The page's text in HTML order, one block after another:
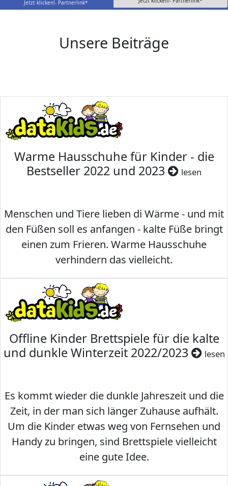
Jetzt klicken!- Partnerlink*
Unsere Beiträge
Warme Hausschuhe für Kinder - die
Bestseller 2022 und 2023
lesen
Menschen und Tiere lieben di Wärme - und mit
den Füßen soll es anfangen - kalte Füße bringt
einen zum Frieren. Warme Hausschuhe
verhindern das vielleicht.
Offline Kinder Brettspiele für die kalte
und dunkle Winterzeit 2022/2023
lesen
Es kommt wieder die dunkle Jahreszeit und die
Zeit, in der man sich länger Zuhause aufhält.
Um die Kinder etwas weg von Fernsehen und
Handy zu bringen, sind Brettspiele vielleicht
eine gute Idee.